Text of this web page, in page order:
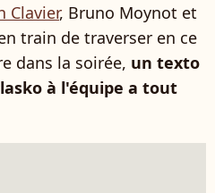
Clavier, Bruno Moynot et
train de traverser en ce
dans la soirée, un texto
à l'équipe a tout